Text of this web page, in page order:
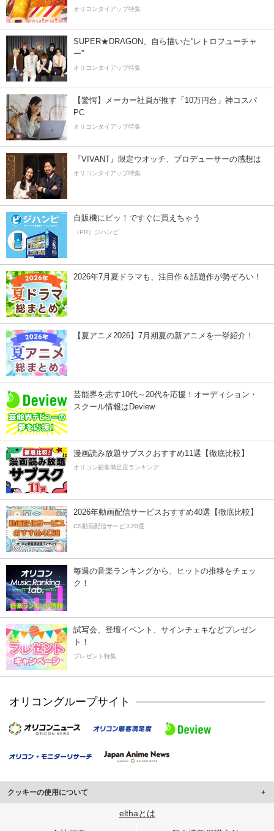
オリコンタイアップ特集
SUPER★DRAGON、自ら描いた”レトロフューチャ
ー”
オリコンタイアップ特集
【驚愕】メーカー社員が推す「10万円台」神コスパ
PC
オリコンタイアップ特集
『VIVANT』限定ウオッチ、プロデューサーの感想は
オリコンタイアップ特集
自販機にピッ！ですぐに買えちゃう
（PR）ジハンピ
2026年7月夏ドラマも、注目作＆話題作が勢ぞろい！
【夏アニメ2026】7月期夏の新アニメを一挙紹介！
芸能界を志す10代～20代を応援！オーディション・
スクール情報はDeview
漫画読み放題サブスクおすすめ11選【徹底比較】
オリコン顧客満足度ランキング
2026年動画配信サービスおすすめ40選【徹底比較】
CS動画配信サービス20選
毎週の音楽ランキングから、ヒットの推移をチェッ
ク！
試写会、登壇イベント、サインチェキなどプレゼン
ト！
プレゼント特集
オリコングループサイト
クッキーの使用について
このサイトでは Cookie を使用して、ユーザーに合わせたコンテンツや広告の
elthaとは